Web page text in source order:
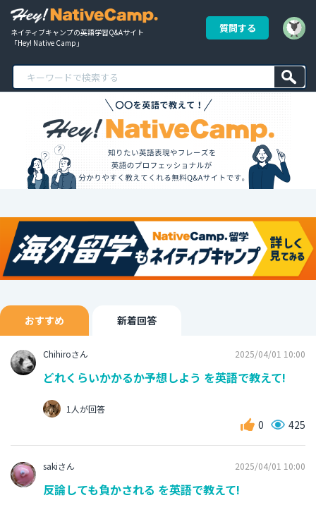
ネイティブキャンプの英語学習Q&Aサイト
「Hey! Native Camp」
質問する
おすすめ 新着回答
Chihiroさん 2025/04/01 10:00
どれくらいかかるか予想しよう を英語で教えて!
1人が回答
0 425
sakiさん 2025/04/01 10:00
反論しても負かされる を英語で教えて!